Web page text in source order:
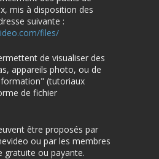
mis à disposition des
suivante :
files/
de visualiser des
appareils photo, ou de
(tutoriaux
de fichier
être proposés par
ou par les membres
gratuite ou payante.